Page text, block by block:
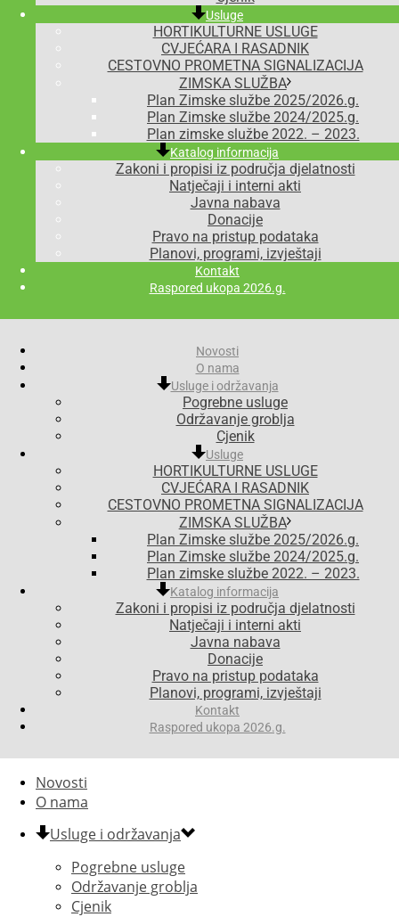
Usluge
HORTIKULTURNE USLUGE
CVJEĆARA I RASADNIK
CESTOVNO PROMETNA SIGNALIZACIJA
ZIMSKA SLUŽBA
Plan Zimske službe 2025/2026.g.
Plan Zimske službe 2024/2025.g.
Plan zimske službe 2022. – 2023.
Katalog informacija
Zakoni i propisi iz područja djelatnosti
Natječaji i interni akti
Javna nabava
Donacije
Pravo na pristup podataka
Planovi, programi, izvještaji
Kontakt
Raspored ukopa 2026.g.
Novosti
O nama
Usluge i održavanja
Pogrebne usluge
Održavanje groblja
Cjenik
Usluge
HORTIKULTURNE USLUGE
CVJEĆARA I RASADNIK
CESTOVNO PROMETNA SIGNALIZACIJA
ZIMSKA SLUŽBA
Plan Zimske službe 2025/2026.g.
Plan Zimske službe 2024/2025.g.
Plan zimske službe 2022. – 2023.
Katalog informacija
Zakoni i propisi iz područja djelatnosti
Natječaji i interni akti
Javna nabava
Donacije
Pravo na pristup podataka
Planovi, programi, izvještaji
Kontakt
Raspored ukopa 2026.g.
Novosti
O nama
Usluge i održavanja
Pogrebne usluge
Održavanje groblja
Cjenik